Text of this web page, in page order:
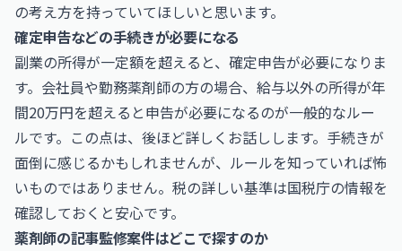
の考え方を持っていてほしいと思います。
確定申告などの手続きが必要になる
副業の所得が一定額を超えると、確定申告が必要になりま
す。会社員や勤務薬剤師の方の場合、給与以外の所得が年
間20万円を超えると申告が必要になるのが一般的なルー
ルです。この点は、後ほど詳しくお話しします。手続きが
面倒に感じるかもしれませんが、ルールを知っていれば怖
いものではありません。税の詳しい基準は国税庁の情報を
確認しておくと安心です。
薬剤師の記事監修案件はどこで探すのか